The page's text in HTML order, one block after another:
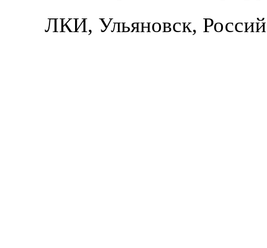
ЛКИ, Ульяновск,